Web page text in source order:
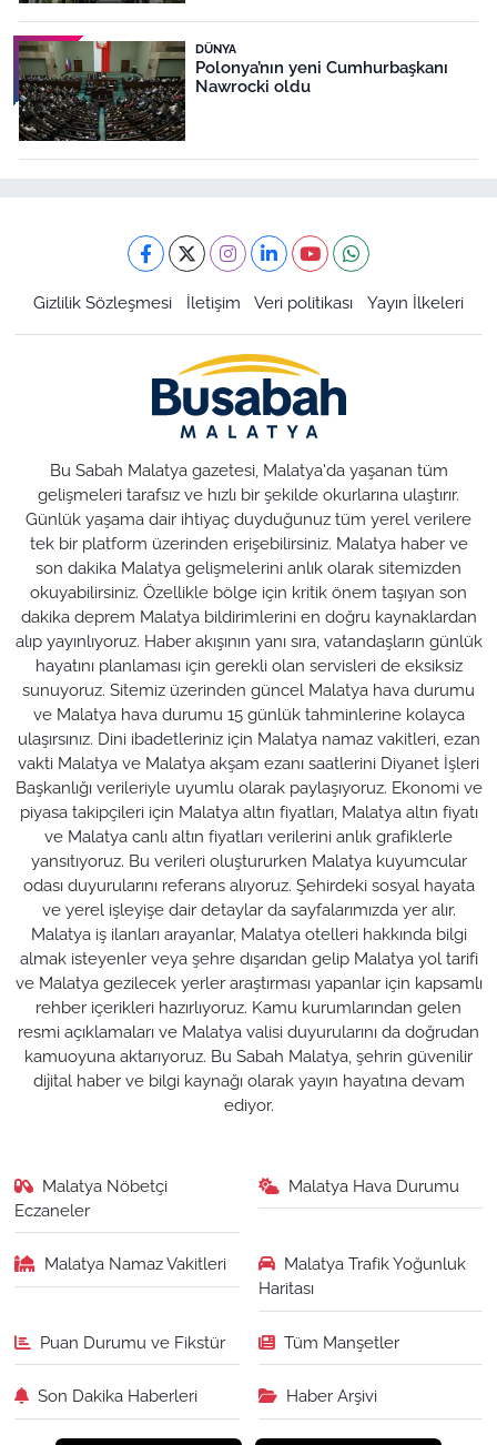
DÜNYA
Polonya’nın yeni Cumhurbaşkanı
Nawrocki oldu
Gizlilik Sözleşmesi İletişim Veri politikası Yayın İlkeleri
Bu Sabah Malatya gazetesi, Malatya'da yaşanan tüm
gelişmeleri tarafsız ve hızlı bir şekilde okurlarına ulaştırır.
Günlük yaşama dair ihtiyaç duyduğunuz tüm yerel verilere
tek bir platform üzerinden erişebilirsiniz. Malatya haber ve
son dakika Malatya gelişmelerini anlık olarak sitemizden
okuyabilirsiniz. Özellikle bölge için kritik önem taşıyan son
dakika deprem Malatya bildirimlerini en doğru kaynaklardan
alıp yayınlıyoruz. Haber akışının yanı sıra, vatandaşların günlük
hayatını planlaması için gerekli olan servisleri de eksiksiz
sunuyoruz. Sitemiz üzerinden güncel Malatya hava durumu
ve Malatya hava durumu 15 günlük tahminlerine kolayca
ulaşırsınız. Dini ibadetleriniz için Malatya namaz vakitleri, ezan
vakti Malatya ve Malatya akşam ezanı saatlerini Diyanet İşleri
Başkanlığı verileriyle uyumlu olarak paylaşıyoruz. Ekonomi ve
piyasa takipçileri için Malatya altın fiyatları, Malatya altın fiyatı
ve Malatya canlı altın fiyatları verilerini anlık grafiklerle
yansıtıyoruz. Bu verileri oluştururken Malatya kuyumcular
odası duyurularını referans alıyoruz. Şehirdeki sosyal hayata
ve yerel işleyişe dair detaylar da sayfalarımızda yer alır.
Malatya iş ilanları arayanlar, Malatya otelleri hakkında bilgi
almak isteyenler veya şehre dışarıdan gelip Malatya yol tarifi
ve Malatya gezilecek yerler araştırması yapanlar için kapsamlı
rehber içerikleri hazırlıyoruz. Kamu kurumlarından gelen
resmi açıklamaları ve Malatya valisi duyurularını da doğrudan
kamuoyuna aktarıyoruz. Bu Sabah Malatya, şehrin güvenilir
dijital haber ve bilgi kaynağı olarak yayın hayatına devam
ediyor.
Malatya Nöbetçi
Eczaneler
Malatya Hava Durumu
Malatya Namaz Vakitleri
Malatya Trafik Yoğunluk
Haritası
Puan Durumu ve Fikstür Tüm Manşetler
Son Dakika Haberleri Haber Arşivi